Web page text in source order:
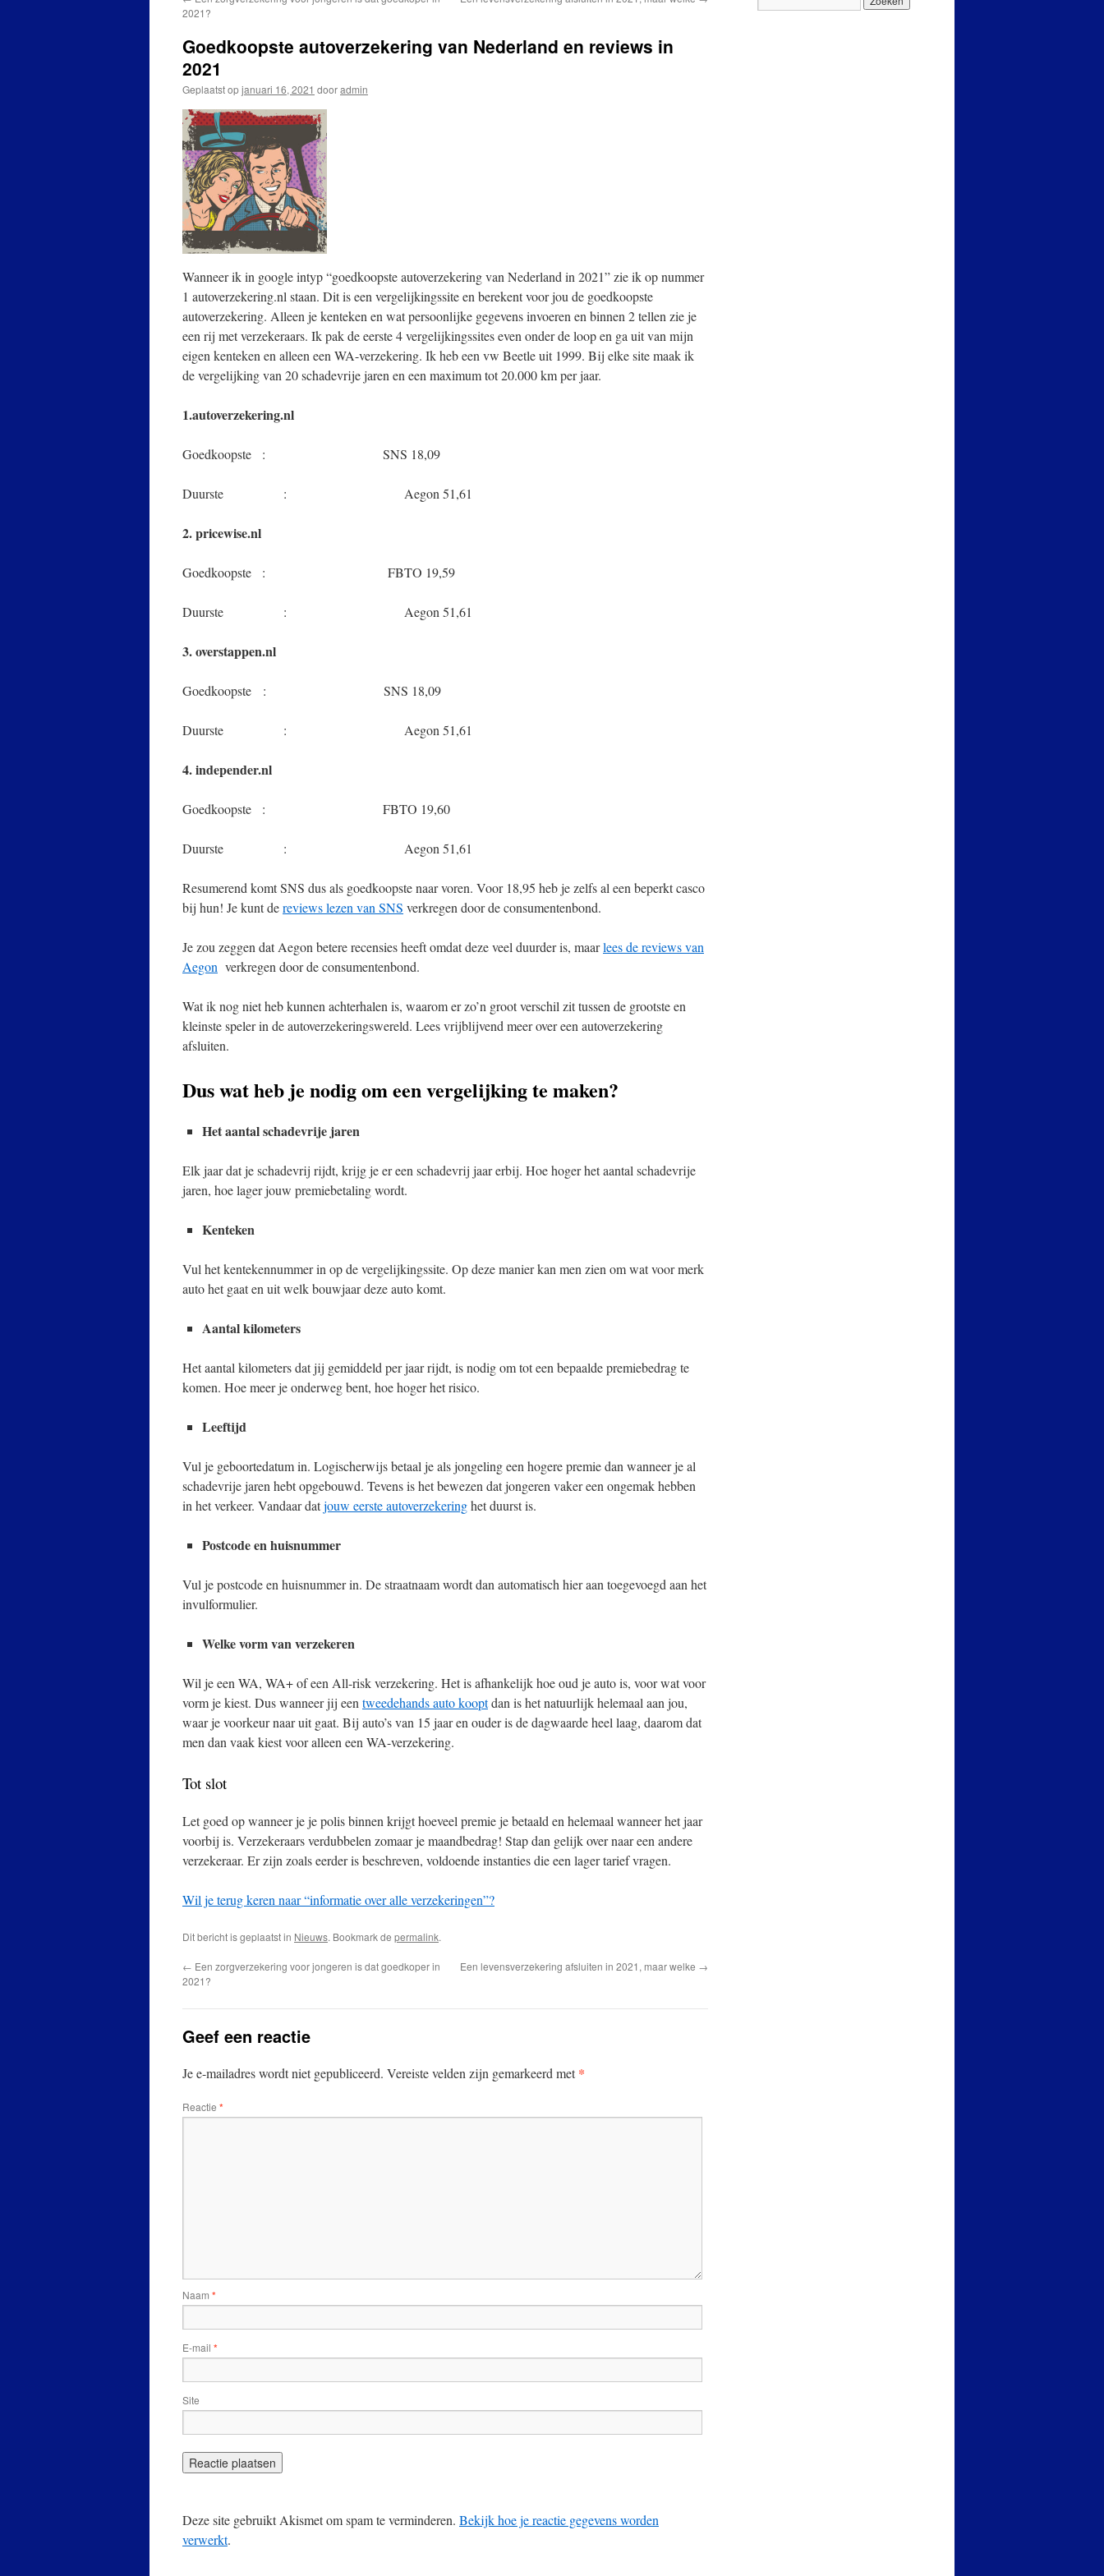
2021?
Goedkoopste autoverzekering van Nederland en reviews in
2021
Geplaatst opjanuari 16, 2021 dooradmin
Wanneer ik in google intyp “goedkoopste autoverzekering van Nederland in 2021” zie ik op nummer
1 autoverzekering.nl staan. Dit is een vergelijkingssite en berekent voor jou de goedkoopste
autoverzekering. Alleen je kenteken en wat persoonlijke gegevens invoeren en binnen 2 tellen zie je
een rij met verzekeraars. Ik pak de eerste 4 vergelijkingssites even onder de loop en ga uit van mijn
eigen kenteken en alleen een WA-verzekering. Ik heb een vw Beetle uit 1999. Bij elke site maak ik
de vergelijking van 20 schadevrije jaren en een maximum tot 20.000 km per jaar.
1.autoverzekering.nl
Goedkoopste : SNS 18,09
Duurste : Aegon 51,61
2. pricewise.nl
Goedkoopste : FBTO 19,59
Duurste : Aegon 51,61
3. overstappen.nl
Goedkoopste : SNS 18,09
Duurste : Aegon 51,61
4. independer.nl
Goedkoopste : FBTO 19,60
Duurste : Aegon 51,61
Resumerend komt SNS dus als goedkoopste naar voren. Voor 18,95 heb je zelfs al een beperkt casco
bij hun! Je kunt dereviews lezen van SNS verkregen door de consumentenbond.
Je zou zeggen dat Aegon betere recensies heeft omdat deze veel duurder is, maarlees de reviews van
Aegon verkregen door de consumentenbond.
Wat ik nog niet heb kunnen achterhalen is, waarom er zo’n groot verschil zit tussen de grootste en
kleinste speler in de autoverzekeringswereld. Lees vrijblijvend meer over een autoverzekering
afsluiten.
Dus wat heb je nodig om een vergelijking te maken?
Het aantal schadevrije jaren
Elk jaar dat je schadevrij rijdt, krijg je er een schadevrij jaar erbij. Hoe hoger het aantal schadevrije
jaren, hoe lager jouw premiebetaling wordt.
Kenteken
Vul het kentekennummer in op de vergelijkingssite. Op deze manier kan men zien om wat voor merk
auto het gaat en uit welk bouwjaar deze auto komt.
Aantal kilometers
Het aantal kilometers dat jij gemiddeld per jaar rijdt, is nodig om tot een bepaalde premiebedrag te
komen. Hoe meer je onderweg bent, hoe hoger het risico.
Leeftijd
Vul je geboortedatum in. Logischerwijs betaal je als jongeling een hogere premie dan wanneer je al
schadevrije jaren hebt opgebouwd. Tevens is het bewezen dat jongeren vaker een ongemak hebben
in het verkeer. Vandaar datjouw eerste autoverzekeringhet duurst is.
Postcode en huisnummer
Vul je postcode en huisnummer in. De straatnaam wordt dan automatisch hier aan toegevoegd aan het
invulformulier.
Welke vorm van verzekeren
Wil je een WA, WA+ of een All-risk verzekering. Het is afhankelijk hoe oud je auto is, voor wat voor
vorm je kiest. Dus wanneer jij een tweedehands auto kooptdan is het natuurlijk helemaal aan jou,
waar je voorkeur naar uit gaat. Bij auto’s van 15 jaar en ouder is de dagwaarde heel laag, daarom dat
men dan vaak kiest voor alleen een WA-verzekering.
Tot slot
Let goed op wanneer je je polis binnen krijgt hoeveel premie je betaald en helemaal wanneer het jaar
voorbij is. Verzekeraars verdubbelen zomaar je maandbedrag! Stap dan gelijk over naar een andere
verzekeraar. Er zijn zoals eerder is beschreven, voldoende instanties die een lager tarief vragen.
Wil je terug keren naar “informatie over alle verzekeringen”?
Dit bericht is geplaatst in Nieuws. Bookmark de permalink.
← Een zorgverzekering voor jongeren is dat goedkoper in
2021?
Een levensverzekering afsluiten in 2021, maar welke →
Geef een reactie
Je e-mailadres wordt niet gepubliceerd. Vereiste velden zijn gemarkeerd met*
Reactie *
Naam *
E-mail *
Site
Deze site gebruikt Akismet om spam te verminderen. Bekijk hoe je reactie gegevens worden
verwerkt.